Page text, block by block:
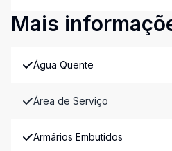
Mais
Água Quente
Área de Serviço
Armários Embutidos